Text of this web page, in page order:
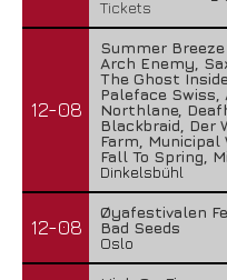
Tickets
12-08
Summer
Arch Enemy,
The Ghost
Paleface
Northlane,
Blackbraid, Der
Farm, Municipal
Fall To Spring,
Dinkelsbühl
12-08
Øyafestivalen
Bad Seeds
Oslo